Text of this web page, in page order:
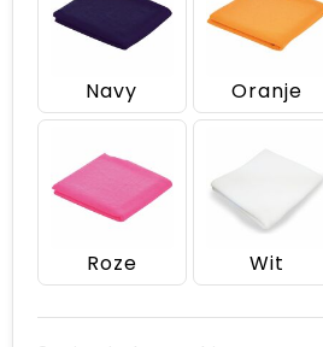
Navy Oranje
Roze Wit